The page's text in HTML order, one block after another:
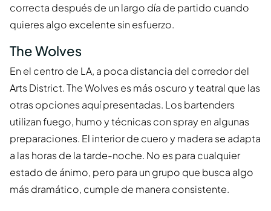
correcta después de un largo día de partido cuando
quieres algo excelente sin esfuerzo.
The Wolves
En el centro de LA, a poca distancia del corredor del
Arts District. The Wolves es más oscuro y teatral que las
otras opciones aquí presentadas. Los bartenders
utilizan fuego, humo y técnicas con spray en algunas
preparaciones. El interior de cuero y madera se adapta
a las horas de la tarde-noche. No es para cualquier
estado de ánimo, pero para un grupo que busca algo
más dramático, cumple de manera consistente.